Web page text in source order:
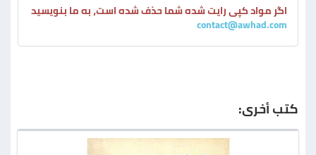
اگر مواد کپی رایت شده شما حذف شده است، به ما بنویسید
contact@awhad.com
كتب أخرى: